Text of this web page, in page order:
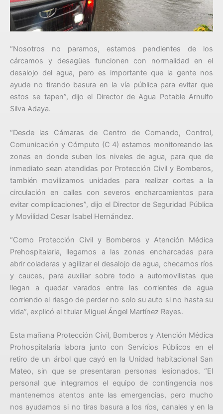
“Nosotros no paramos, estamos pendientes de los
cárcamos y desagües funcionen con normalidad en el
desalojo del agua, pero es importante que la gente nos
ayude no tirando basura en la vía pública para evitar que
estos se tapen”, dijo el Director de Agua Potable Arnulfo
Silva Adaya.
“Desde las Cámaras de Centro de Comando, Control,
Comunicación y Cómputo (C 4) estamos monitoreando las
zonas en donde suben los niveles de agua, para que de
inmediato sean atendidas por Protección Civil y Bomberos,
también movilizamos unidades para realizar cortes a la
circulación en calles con severos encharcamientos para
evitar complicaciones”, dijo el Director de Seguridad Pública
y Movilidad Cesar Isabel Hernández.
“Como Protección Civil y Bomberos y Atención Médica
Prehospitalaria, llegamos a las zonas encharcadas para
abrir coladeras y agilizar el desalojo de agua, checamos ríos
y cauces, para auxiliar sobre todo a automovilistas que
llegan a quedar varados entre las corrientes de agua
corriendo el riesgo de perder no solo su auto si no hasta su
vida”, explicó el titular Miguel Ángel Martínez Reyes.
Esta mañana Protección Civil, Bomberos y Atención Médica
Prohospitalaria labora junto con Servicios Públicos en el
retiro de un árbol que cayó en la Unidad habitacional San
Mateo, sin que se presentaran personas lesionados. “El
personal que integramos el equipo de contingencia nos
mantenemos atentos ante las emergencias, pero mucho
nos ayudamos si no tiras basura a los ríos, canales y en la